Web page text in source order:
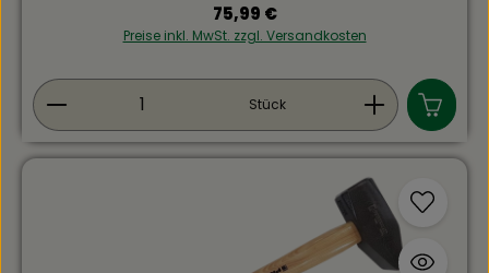
Vario-Stiel Schneidet Äste bis zu 38mm mühelos
Empfohlener Stiel: ZM-V 3 / ZM-V 4
Regulärer Preis:
75,99 €
Preise inkl. MwSt. zzgl. Versandkosten
Produkt Anzahl: Gib den gewünschten Wert
Stück